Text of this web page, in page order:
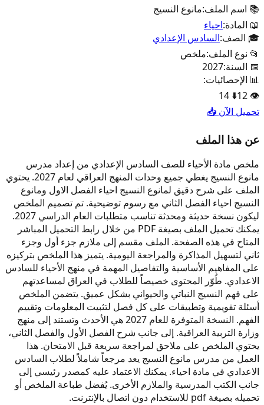
📚 اسم الملف:مانوع النسيج
📖 المادة:احياء
🎓 الصف:السادس الإعدادي
📂 نوع الملف:ملخص
📅 السنة:2027
📊 الإحصائيات:
👁️
12
⬇️
14
تحميل الآن 📥
عن هذا الملف
ملخص مادة الأحياء للصف السادس الإعدادي من إعداد مدرس
مانوع النسيج يغطي جميع وحدات المنهج العراقي لعام 2027. يحتوي
الملف على شرح دقيق لمانوع النسيج احياء الفصل الاول ومانوع
النسيج احياء الفصل الثاني مع رسوم توضيحية. تم تصميم الملخص
ليكون نسخة حديثة ومحدثة تناسب متطلبات العام الدراسي 2027.
يمكنك تحميل الملف بصيغة PDF من خلال رابط التحميل المباشر
المتاح في هذه الصفحة. الملف مقسم إلى ملازم جزء أول وجزء
ثاني لتسهيل المذاكرة والمراجعة اليومية. يتميز هذا الملخص بتركيزه
على المفاهيم الأساسية والتفاصيل المهمة في منهج الأحياء للسادس
الاعدادي. طُوّر المحتوى خصيصاً للطلاب في العراق لمساعدتهم
على فهم النسيج النباتي والحيواني بشكل عميق. يتضمن الملخص
أسئلة تقويمية وتطبيقات على كل فصل لتثبيت المعلومات وتقييم
الفهم. النسخة المتوفرة للعام 2027 هي الأحدث وتستند إلى منهج
وزارة التربية العراقية. إلى جانب شرح الفصل الأول والفصل الثاني،
يحتوي الملخص على ملاحق لمراجعة سريعة قبل الامتحان. هذا
العمل من مدرس مانوع النسيج يعد مرجعاً شاملاً لطلاب السادس
الاعدادي في مادة احياء. يمكنك الاعتماد عليه كمصدر رئيسي إلى
جانب الكتب المدرسية والملازم الأخرى. يُفضل طباعة الملخص أو
تحميله بصيغة pdf للاستخدام دون اتصال بالإنترنت.